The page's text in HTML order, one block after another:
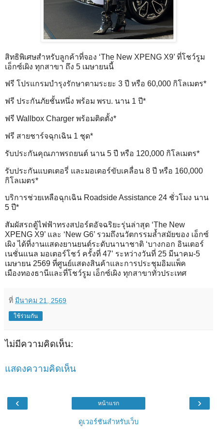
สิทธิพิเศษสำหรับลูกค้าที่จอง ‘The New XPENG X9’ ที่โชว์รูม
เอ็กซ์เผิง ทุกสาขา ถึง 5 เมษายนนี้
ฟรี โปรแกรมบำรุงรักษาตามระยะ 3 ปี หรือ 60,000 กิโลเมตร*
ฟรี ประกันภัยชั้นหนึ่ง พร้อม พรบ. นาน 1 ปี*
ฟรี Wallbox Charger พร้อมติดตั้ง*
ฟรี สายชาร์จฉุกเฉิน 1 ชุด*
รับประกันคุณภาพรถยนต์ นาน 5 ปี หรือ 120,000 กิโลเมตร*
รับประกันแบตเตอรี่ และมอเตอร์ขับเคลื่อน 8 ปี หรือ 160,000
กิโลเมตร*
บริการช่วยเหลือฉุกเฉิน Roadside Assistance 24 ชั่วโมง นาน
5 ปี*
สัมผัสรถตู้ไฟฟ้าทรงสปอร์ตอัจฉริยะรุ่นล่าสุด ‘The New
XPENG X9’ และ ‘New G6’ รวมถึงนวัตกรรมล้ำสมัยของ เอ็กซ์
เผิง ได้ที่งานแสดงยานยนต์ระดับนานาชาติ ‘บางกอก อินเตอร์
เนชั่นแนล มอเตอร์โชว์ ครั้งที่ 47’ ระหว่างวันที่ 25 มีนาคม-5
เมษายน 2569 ที่ศูนย์แสดงสินค้าและการประชุมอิมแพ็ค
เมืองทองธานีและที่โชว์รูม เอ็กซ์เผิง ทุกสาขาทั่วประเทศ
ที่ มีนาคม 21, 2569
ใช้ร่วมกัน
ไม่มีความคิดเห็น:
แสดงความคิดเห็น
‹ ›
หน้าแรก
ดูเวอร์ชันสำหรับเว็บ